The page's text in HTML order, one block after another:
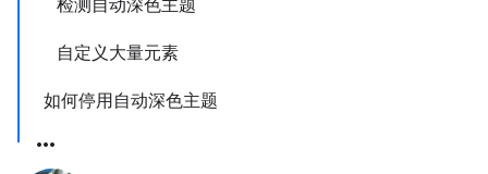
检测自动深色主题
自定义大量元素
如何停用自动深色主题